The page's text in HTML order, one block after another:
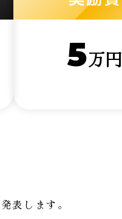
5万円
表します。